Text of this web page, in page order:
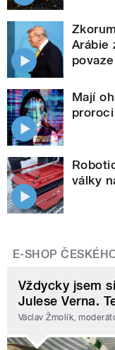
Arábie
Mají
války
E-SHOP
Vždycky jsem
Julese Verna.
Václav Žmolík,